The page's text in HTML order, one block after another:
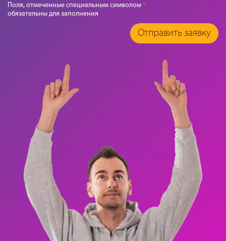
Поля, отмеченные специальным символом*
обязательны для заполнения
Отправить заявку